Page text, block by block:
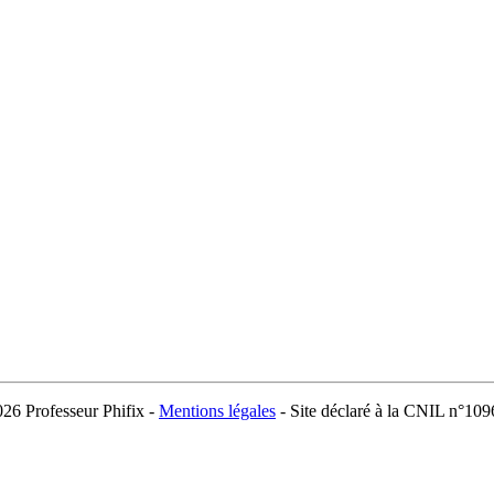
Professeur Phifix - Mentions légales - Site déclaré à la CNIL